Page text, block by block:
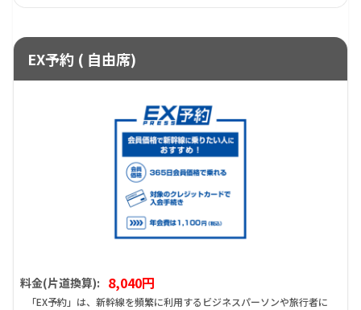
EX予約 ( 自由席)
料金(片道換算): 8,040円
「EX予約」は、新幹線を頻繁に利用するビジネスパーソンや旅行者に